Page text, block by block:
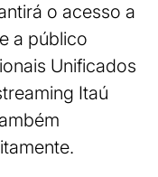
o acesso a
a público
Unificados
Itaú